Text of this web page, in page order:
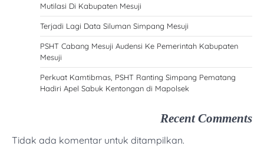
Mutilasi Di Kabupaten Mesuji
Terjadi Lagi Data Siluman Simpang Mesuji
PSHT Cabang Mesuji Audensi Ke Pemerintah Kabupaten
Mesuji
Perkuat Kamtibmas, PSHT Ranting Simpang Pematang
Hadiri Apel Sabuk Kentongan di Mapolsek
Recent Comments
Tidak ada komentar untuk ditampilkan.